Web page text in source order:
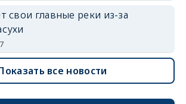
свои главные реки из-за
все новости